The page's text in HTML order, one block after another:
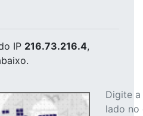
IP 216.73.216.4,
Digite
lado no